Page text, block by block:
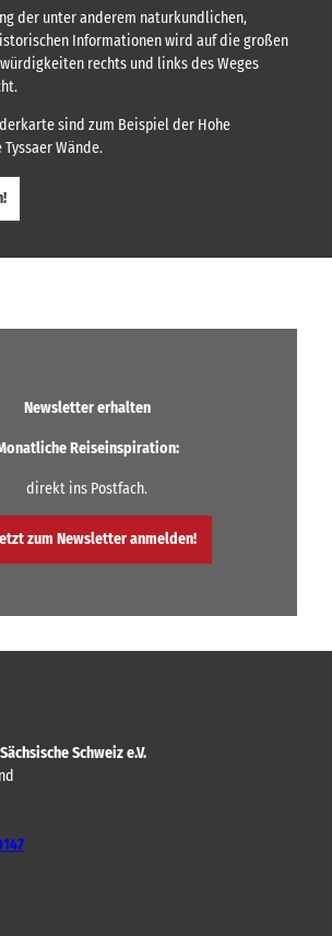
der unter anderem naturkundlichen,
Informationen wird auf die großen
rechts und links des Weges
sind zum Beispiel der Hohe
Wände.
Newsletter erhalten
Reiseinspiration:
direkt ins Postfach.
zum Newsletter anmelden!
Schweiz e.V.